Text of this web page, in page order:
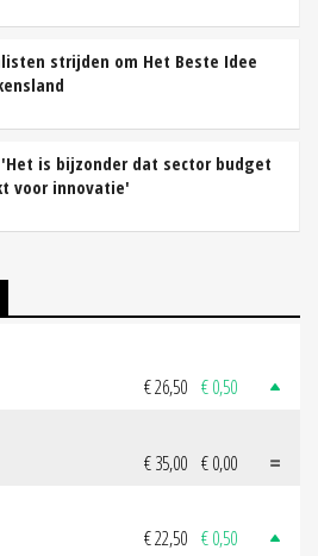
strijden om Het Beste Idee
is bijzonder dat sector budget
voor innovatie'
€ 26,50 € 0,50
€ 35,00 € 0,00
€ 22,50 € 0,50